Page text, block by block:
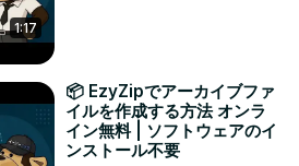
1:17
📦 EzyZipでアーカイブファ
イルを作成する方法 オンラ
イン無料 | ソフトウェアのイ
ンストール不要